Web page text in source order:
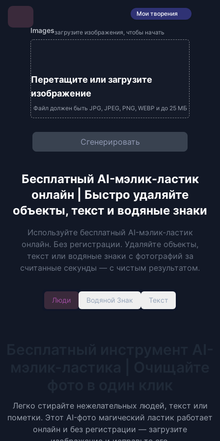
Мои творения
Imagesзагрузите изображения, чтобы начать
Перетащите или загрузите
изображение
Файл должен быть JPG, JPEG, PNG, WEBP и до 25 МБ
Сгенерировать
Бесплатный AI-мэлик-ластик
онлайн | Быстро удаляйте
объекты, текст и водяные знаки
Используйте бесплатный AI-мэлик-ластик
онлайн. Без регистрации. Удаляйте объекты,
текст или водяные знаки с фотографий за
считанные секунды — с чистым результатом.
Люди Водяной Знак Текст
Легко стирайте нежелательных людей, текст или
пометки. Этот AI-фото магический ластик работает
онлайн и без регистрации — загрузите